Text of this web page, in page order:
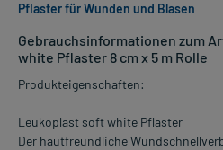
Gebrauchsinformationen zum
white Pflaster 8 cm x 5 m Rolle
Produkteigenschaften:
Leukoplast soft white Pflaster
Der hautfreundliche
Pflaster für Wunden und Blasen